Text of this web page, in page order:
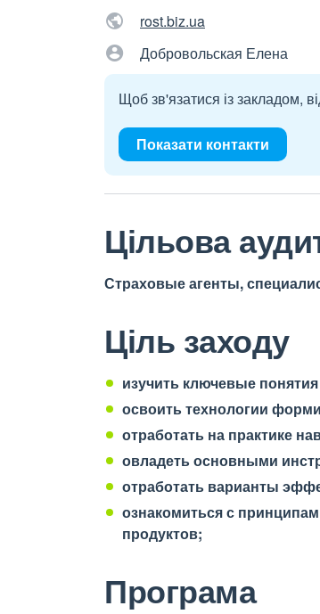
rost.biz.ua
Добровольская Елена
Щоб зв'язатися із закладом,
Показати контакти
Цільова
Страховые агенты,
Ціль заходу
изучить ключевые
освоить технологии
отработать на практике
овладеть основными
отработать варианты
ознакомиться с
продуктов;
Програма